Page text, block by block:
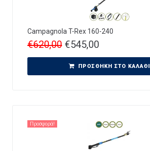
Campagnola T-Rex 160-240
€620,00 €545,00
ΠΡΟΣΘΉΚΗ ΣΤΟ ΚΑΛΆΘΙ
Προσφορά!